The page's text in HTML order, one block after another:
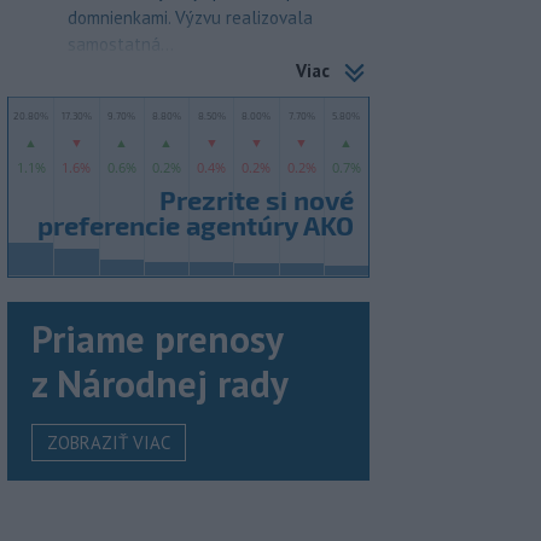
domnienkami. Výzvu realizovala
samostatná...
Viac
Priame prenosy
z Národnej rady
ZOBRAZIŤ VIAC